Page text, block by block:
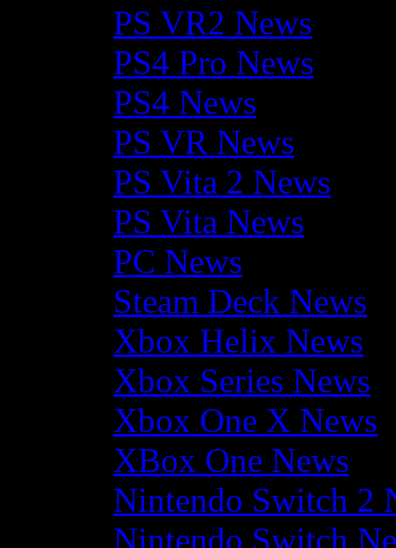
PS VR2 News
PS4 Pro News
PS4 News
PS VR News
PS Vita 2 News
PS Vita News
PC News
Steam Deck News
Xbox Helix News
Xbox Series News
Xbox One X News
XBox One News
Nintendo Switch 2
Nintendo Switch